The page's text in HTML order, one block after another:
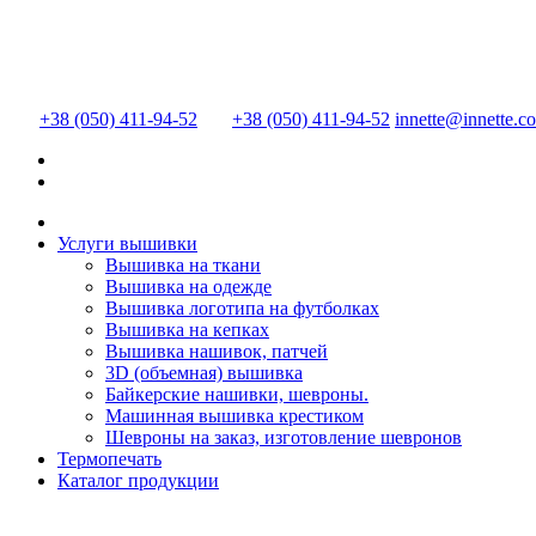
+38 (050) 411-94-52 +38 (050) 411-94-52
Услуги вышивки
Вышивка на ткани
Вышивка на одежде
Вышивка логотипа на футболках
Вышивка на кепках
Вышивка нашивок, патчей
3D (объемная) вышивка
Байкерские нашивки, шевроны.
Машинная вышивка крестиком
Шевроны на заказ, изготовление шевронов
Термопечать
Каталог продукции